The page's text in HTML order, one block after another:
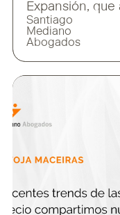
Expansión,
𝗹𝗼𝘀
𝗱𝘂𝗿𝗮𝗻𝘁𝗲 𝗲𝗹
Santiago
Mediano
Abogados